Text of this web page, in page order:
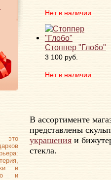
это
и
и
Нет в наличии
Стоппер "Глобо"
3 100 руб.
Нет в наличии
В ассортименте
представлены
украшения и
стекла.